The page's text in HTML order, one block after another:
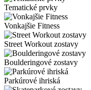
Tematické prvky
Vonkajšie Fitness
Street Workout zostavy
Boulderingové zostavy
Parkúrové ihriská